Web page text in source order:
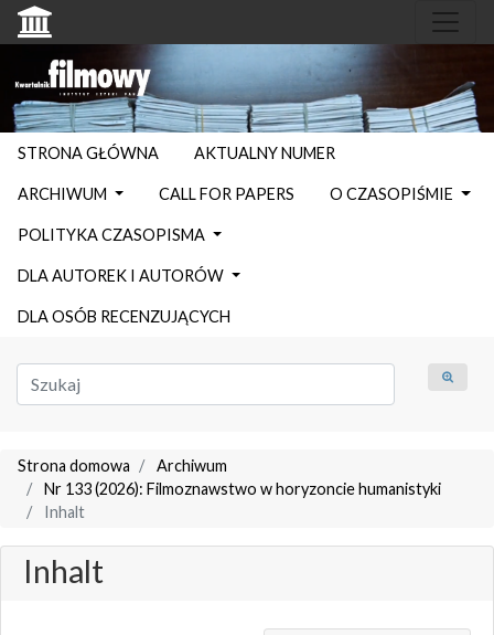
STRONA GŁÓWNA AKTUALNY NUMER
ARCHIWUM CALL FOR PAPERS O CZASOPIŚMIE
POLITYKA CZASOPISMA
DLA AUTOREK I AUTORÓW
DLA OSÓB RECENZUJĄCYCH
Strona domowa
Archiwum
Nr 133 (2026): Filmoznawstwo w horyzoncie humanistyki
Inhalt
Inhalt